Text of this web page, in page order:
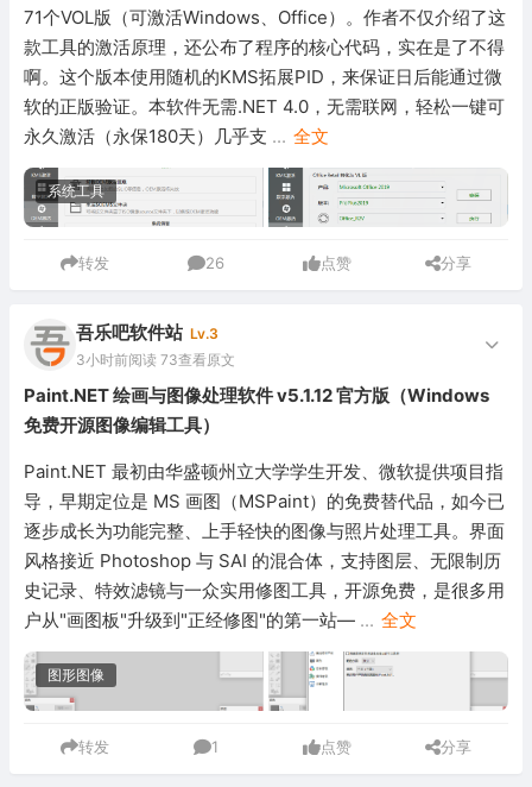
安全防御
系统下载
系统工具
71个VOL版（可激活Windows、Office）。作者不仅介绍了这
款工具的激活原理，还公布了程序的核心代码，实在是了不得
啊。这个版本使用随机的KMS拓展PID，来保证日后能通过微
软的正版验证。本软件无需.NET 4.0，无需联网，轻松一键可
永久激活（永保180天）几乎支 ... 全文
系统工具
转发 26 点赞 分享
吾乐吧软件站 Lv.3
3小时前阅读 73查看原文
Paint.NET 绘画与图像处理软件 v5.1.12 官方版（Windows
免费开源图像编辑工具）
Paint.NET 最初由华盛顿州立大学学生开发、微软提供项目指
导，早期定位是 MS 画图（MSPaint）的免费替代品，如今已
逐步成长为功能完整、上手轻快的图像与照片处理工具。界面
风格接近 Photoshop 与 SAI 的混合体，支持图层、无限制历
史记录、特效滤镜与一众实用修图工具，开源免费，是很多用
户从"画图板"升级到"正经修图"的第一站— ... 全文
图形图像
转发 1 点赞 分享